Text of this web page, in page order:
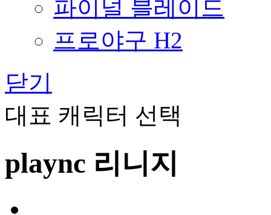
파이널 블레이드
프로야구 H2
닫기
대표 캐릭터 선택
plaync 리니지